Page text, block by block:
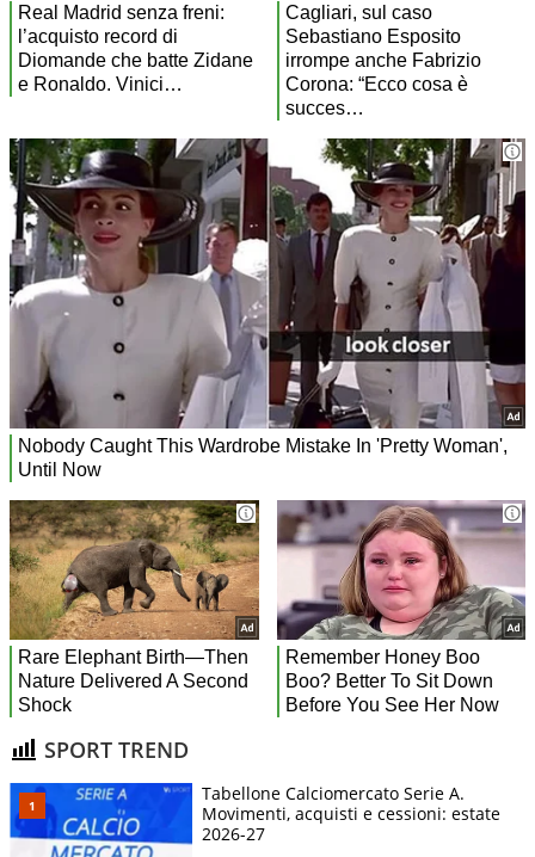
SPORT TREND
Tabellone Calciomercato Serie A.
Movimenti, acquisti e cessioni: estate
2026-27